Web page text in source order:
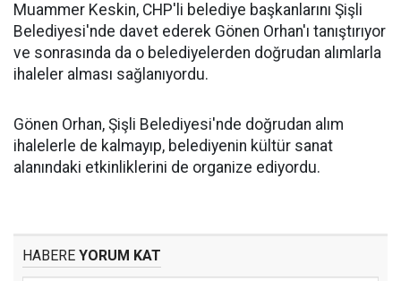
Muammer Keskin, CHP'li belediye başkanlarını Şişli
Belediyesi'nde davet ederek Gönen Orhan'ı tanıştırıyor
ve sonrasında da o belediyelerden doğrudan alımlarla
ihaleler alması sağlanıyordu.
Gönen Orhan, Şişli Belediyesi'nde doğrudan alım
ihalelerle de kalmayıp, belediyenin kültür sanat
alanındaki etkinliklerini de organize ediyordu.
HABERE YORUM KAT